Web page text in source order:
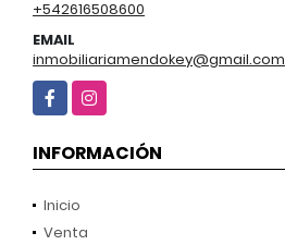
+542616508600
EMAIL
inmobiliariamendokey@gmail.com
FacebookInstagram
INFORMACIÓN
Inicio
Venta